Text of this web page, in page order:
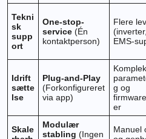
Tekni
sk
supp
ort
One-stop-
service (Én
kontaktperson)
Flere
EMS-
Idrift
sætte
lse
Plug-and-Play
(Forkonfigureret
via app)
g og
er
Skale
Modulær
stabling (Ingen
Manuel